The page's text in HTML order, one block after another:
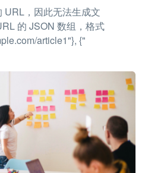
URL，因此无法生成文
的 JSON 数组，格式
article1"}, {"